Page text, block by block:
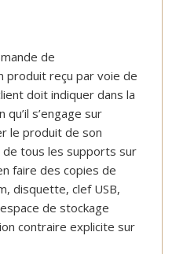
de
produit reçu par voie de
doit indiquer dans la
s’engage sur
le produit de son
de tous les supports sur
faire des copies de
disquette, clef USB,
de stockage
contraire explicite sur